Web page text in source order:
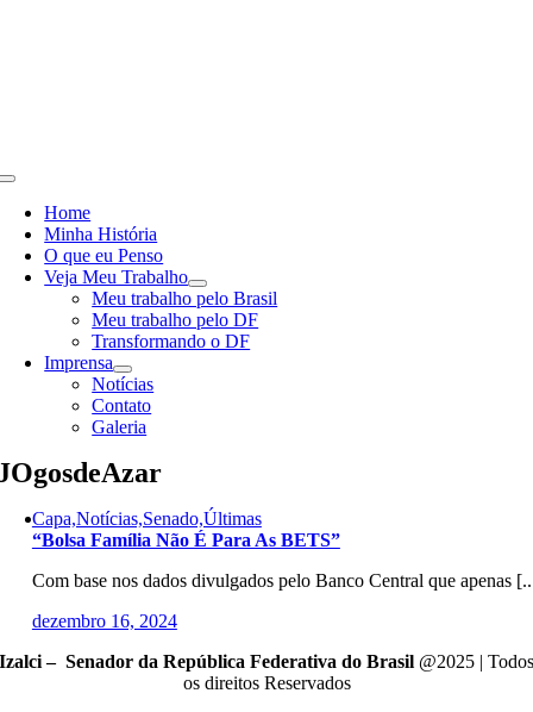
Toggle
NavigationHome
Minha História
O que eu Penso
Veja Meu Trabalho
Meu trabalho pelo Brasil
Meu trabalho pelo DF
Transformando o DF
Imprensa
Notícias
Contato
Galeria
Capa,Notícias,Senado,Últimas
“Bolsa Família Não É Para As BETS”
Com base nos dados divulgados pelo Banco Central que apenas
dezembro 16, 2024
Izalci – Senador da República Federativa do Brasil @2025 | Todos
os direitos Reservados